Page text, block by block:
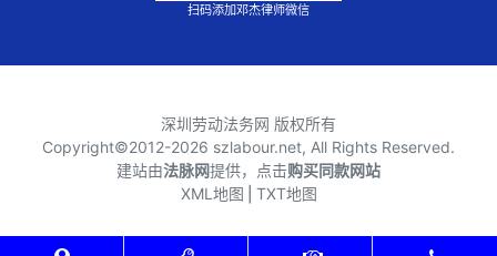
扫码添加邓杰律师微信
深圳劳动法务网 版权所有
Copyright©2012-2026 szlabour.net, All Rights Reserved.
建站由法脉网提供，点击购买同款网站
XML地图
TXT地图